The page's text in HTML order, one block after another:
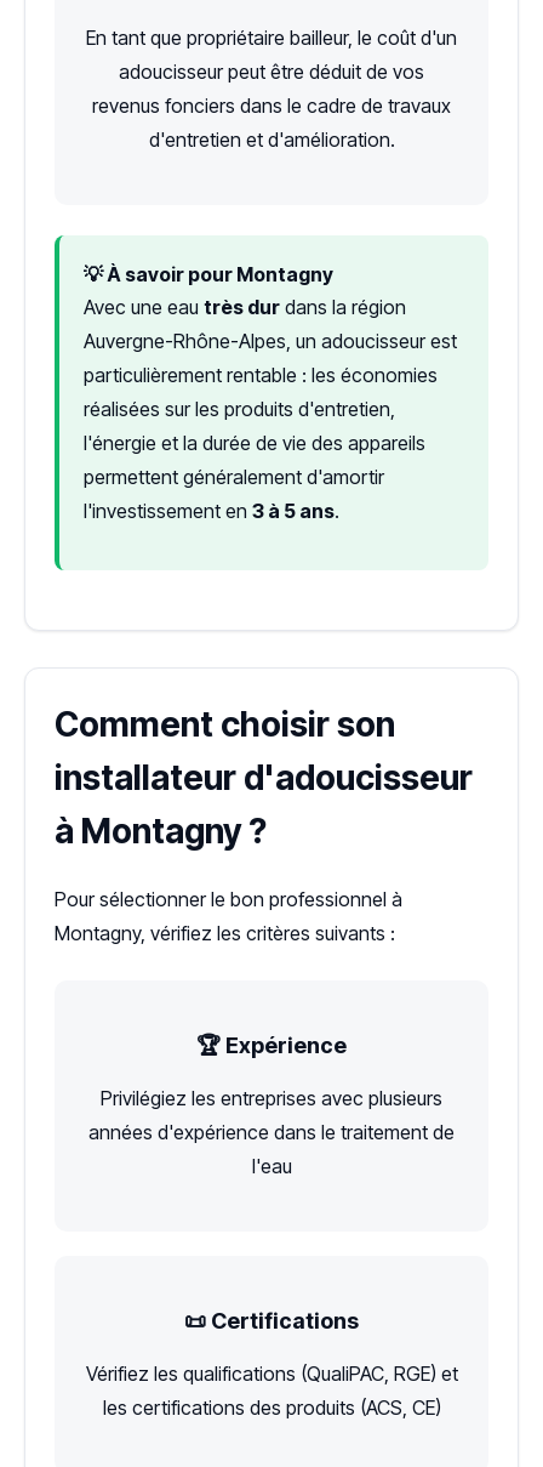
En tant que propriétaire bailleur, le coût d'un
adoucisseur peut être déduit de vos
revenus fonciers dans le cadre de travaux
d'entretien et d'amélioration.
💡 À savoir pour Montagny
Avec une eau très dur dans la région
Auvergne-Rhône-Alpes, un adoucisseur est
particulièrement rentable : les économies
réalisées sur les produits d'entretien,
l'énergie et la durée de vie des appareils
permettent généralement d'amortir
l'investissement en 3 à 5 ans.
Comment choisir son
installateur d'adoucisseur
à Montagny ?
Pour sélectionner le bon professionnel à
Montagny, vérifiez les critères suivants :
🏆 Expérience
Privilégiez les entreprises avec plusieurs
années d'expérience dans le traitement de
l'eau
📜 Certifications
Vérifiez les qualifications (QualiPAC, RGE) et
les certifications des produits (ACS, CE)